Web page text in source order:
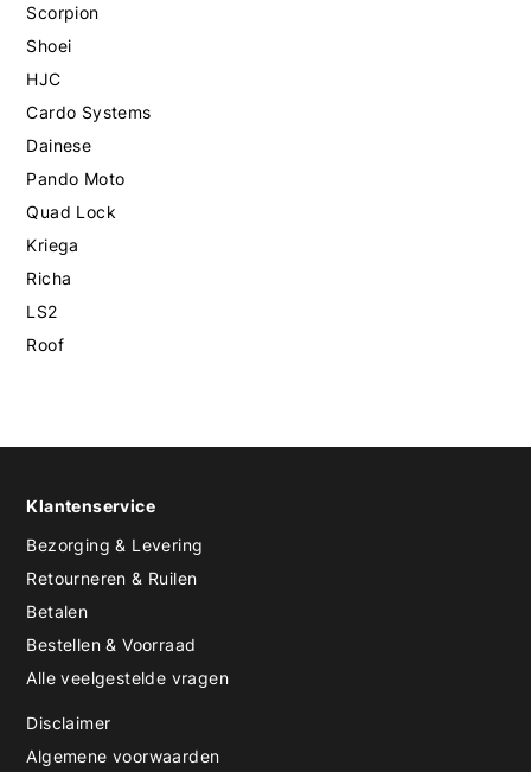
Scorpion
Shoei
HJC
Cardo Systems
Dainese
Pando Moto
Quad Lock
Kriega
Richa
LS2
Roof
Klantenservice
Bezorging & Levering
Retourneren & Ruilen
Betalen
Bestellen & Voorraad
Alle veelgestelde vragen
Disclaimer
Algemene voorwaarden